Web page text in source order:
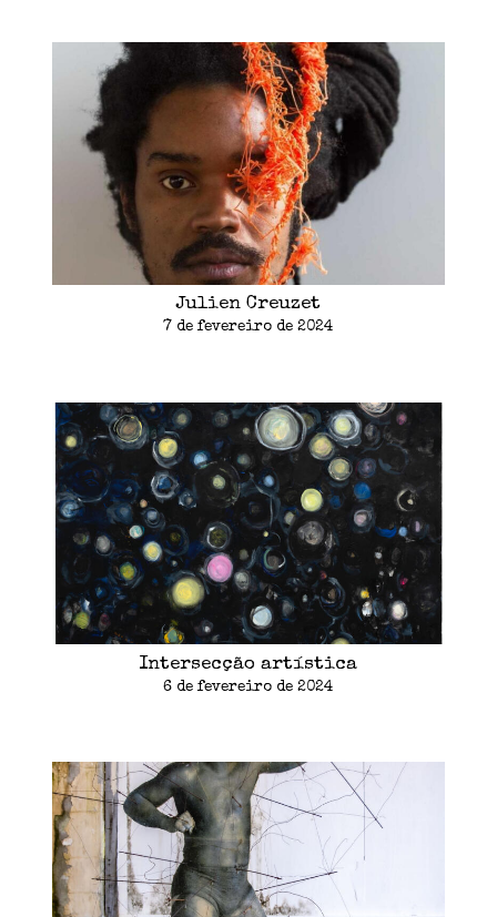
Julien Creuzet
7 de fevereiro de 2024
Intersecção artística
6 de fevereiro de 2024